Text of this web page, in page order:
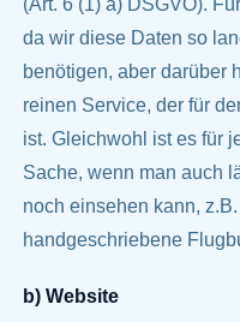
da wir diese Daten so
benötigen, aber darüber
reinen Service, der für
ist. Gleichwohl ist es für
Sache, wenn man auch
noch einsehen kann,
handgeschriebene
b) Website